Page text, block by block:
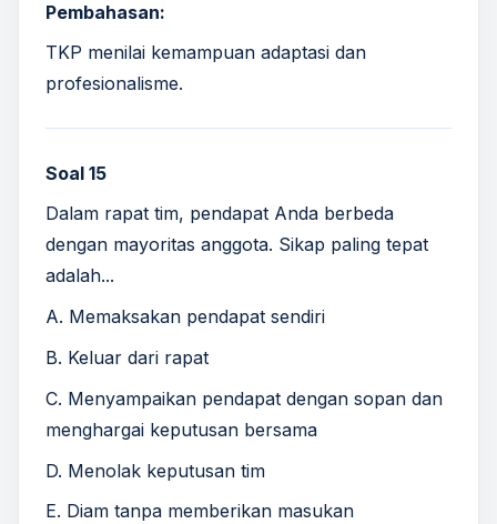
Pembahasan:
TKP menilai kemampuan adaptasi dan
profesionalisme.
Soal 15
Dalam rapat tim, pendapat Anda berbeda
dengan mayoritas anggota. Sikap paling tepat
adalah...
A. Memaksakan pendapat sendiri
B. Keluar dari rapat
C. Menyampaikan pendapat dengan sopan dan
menghargai keputusan bersama
D. Menolak keputusan tim
E. Diam tanpa memberikan masukan